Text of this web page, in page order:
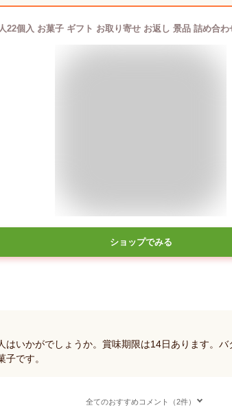
ショップでみる
はいかがでしょうか。賞味期限は14日あります。
子です。
全てのおすすめコメント（2件）